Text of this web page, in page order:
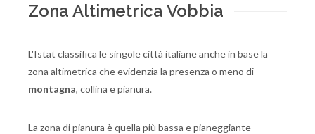
Zona Altimetrica Vobbia
L'Istat classifica le singole città italiane anche in base la
zona altimetrica che evidenzia la presenza o meno di
montagna, collina e pianura.
La zona di pianura è quella più bassa e pianeggiante